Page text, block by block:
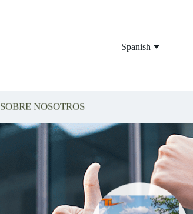
Spanish
SOBRE NOSOTROS